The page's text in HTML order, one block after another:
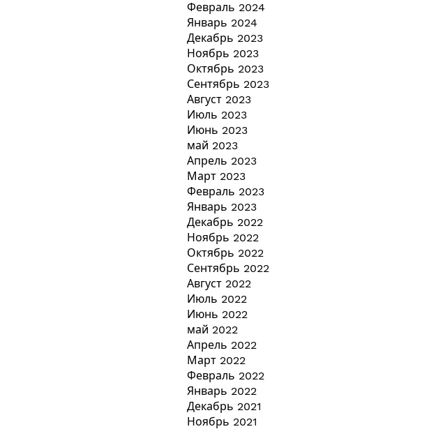
Февраль 2024
Январь 2024
Декабрь 2023
Ноябрь 2023
Октябрь 2023
Сентябрь 2023
Август 2023
Июль 2023
Июнь 2023
май 2023
Апрель 2023
Март 2023
Февраль 2023
Январь 2023
Декабрь 2022
Ноябрь 2022
Октябрь 2022
Сентябрь 2022
Август 2022
Июль 2022
Июнь 2022
май 2022
Апрель 2022
Март 2022
Февраль 2022
Январь 2022
Декабрь 2021
Ноябрь 2021